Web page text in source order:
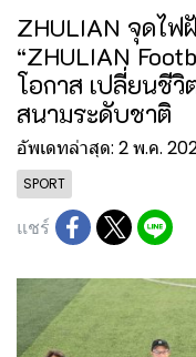
ZHULIAN จุดไฟ
“ZHULIAN
โอกาส เปลี่ยนชี
สนามระดับชาติ
อัพเดทล่าสุด: 2 พ.ค.
SPORT
แชร์